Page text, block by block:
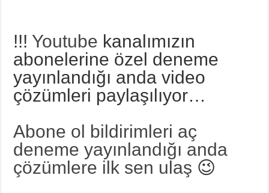
!!! Youtube kanalımızın
abonelerine özel deneme
yayınlandığı anda video
çözümleri paylaşılıyor…
Abone ol bildirimleri aç
deneme yayınlandığı anda
çözümlere ilk sen ulaş 😉